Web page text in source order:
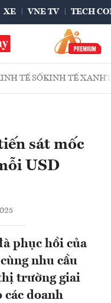
XE VNE TV TECH
TẾ SỐKINH TẾ XANH
sát mốc
USD
phục hồi của
nhu cầu
trường giai
các doanh